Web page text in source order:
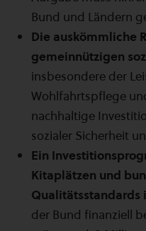
Bund und Ländern
Die auskömmliche
gemeinnützigen
insbesondere der
Wohlfahrtspflege
nachhaltige
sozialer Sicherheit
Ein
Kitaplätzen und
Qualitätsstandards
der Bund finanziell